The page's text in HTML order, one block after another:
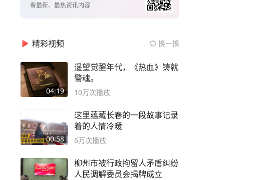
看最新、最热资讯内容
精彩视频 换一换
04:19
遥望觉醒年代，《热血》铸就
警魂。
10万次播放
00:58
这里蕴藏长春的一段故事记录
着的人情冷暖
6万次播放
柳州市被行政拘留人矛盾纠纷
人民调解委员会揭牌成立